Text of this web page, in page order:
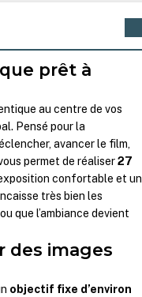
prêt à
au centre de vos
Pensé pour la
avancer le film,
permet de réaliser27
confortable et un
très bien les
que l’ambiance devient
des images
objectif fixe d’environ